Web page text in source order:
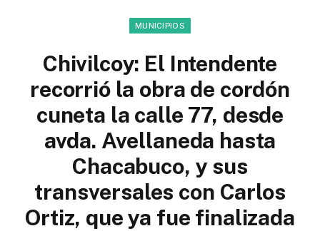
MUNICIPIOS
Chivilcoy: El Intendente
recorrió la obra de cordón
cuneta la calle 77, desde
avda. Avellaneda hasta
Chacabuco, y sus
transversales con Carlos
Ortiz, que ya fue finalizada